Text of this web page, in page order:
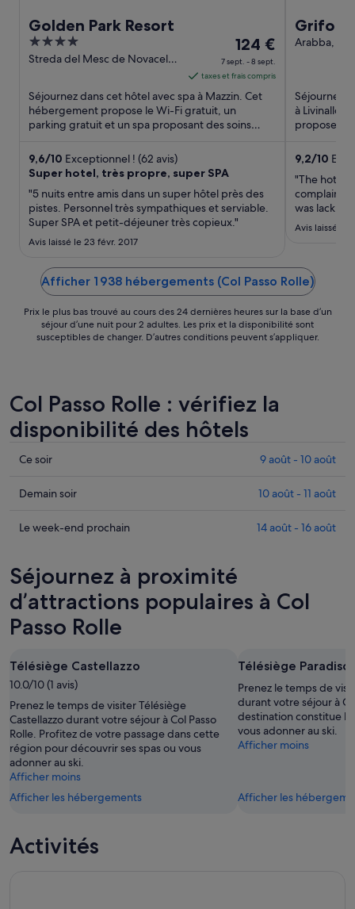
Golden Park Resort
4
out
5
Streda del Mesc de Novacela
Le
prix
est
de 124 €
par
nuit
sept..
124 €
7 sept. - 8 sept.
taxes et frais compris
Séjournez dans cet hôtel avec spa à Mazzin. Cet
hébergement propose le Wi-Fi gratuit, un
parking gratuit et un spa proposant des soins
9,6/10 Exceptionnel ! (62 avis)
Super hotel, très propre, super SPA
"5 nuits entre amis dans un super hôtel près des
pistes. Personnel très sympathiques et serviable.
Super SPA et petit-déjeuner très copieux."
Avis laissé le 23 févr. 2017
Arabba,
Séjournez
à
propose le
9,2/10
"The hotel
complain
was lack of
no kettle
..."
Avis laissé le
Afficher 1 938 hébergements (Col Passo Rolle)
Prix le plus bas trouvé au cours des 24 dernières heures sur la base d’un
séjour d’une nuit pour 2 adultes. Les prix et la disponibilité sont
susceptibles de changer. D’autres conditions peuvent s’appliquer.
Col Passo Rolle : vérifiez la
disponibilité des hôtels
Consulter
prix
Col
pour
cette
nuit,
9
-
10
août
Ce soir 9 août - 10 août
Consulter
prix
Passo
Rolle
pour
demain
10
août
-
11
août
Demain soir 10 août - 11 août
Consulter
à
Col
Passo
Rolle
le
week-
end
prochain,
14
août
-
16
août
Le week-end prochain 14 août - 16 août
Séjournez à proximité
d’attractions populaires à Col
Passo Rolle
Télésiège Castellazzo
10.0/10 (1 avis)
Prenez le temps de visiter Télésiège
Castellazzo durant votre séjour à Col Passo
Rolle. Profitez de votre passage dans cette
région pour découvrir ses spas ou vous
adonner au ski.
Afficher moins
Afficher les hébergements
Télésiège Paradiso
Prenez le temps de
durant votre séjour à
destination constitue
vous adonner au ski.
Afficher moins
Afficher les
Activités